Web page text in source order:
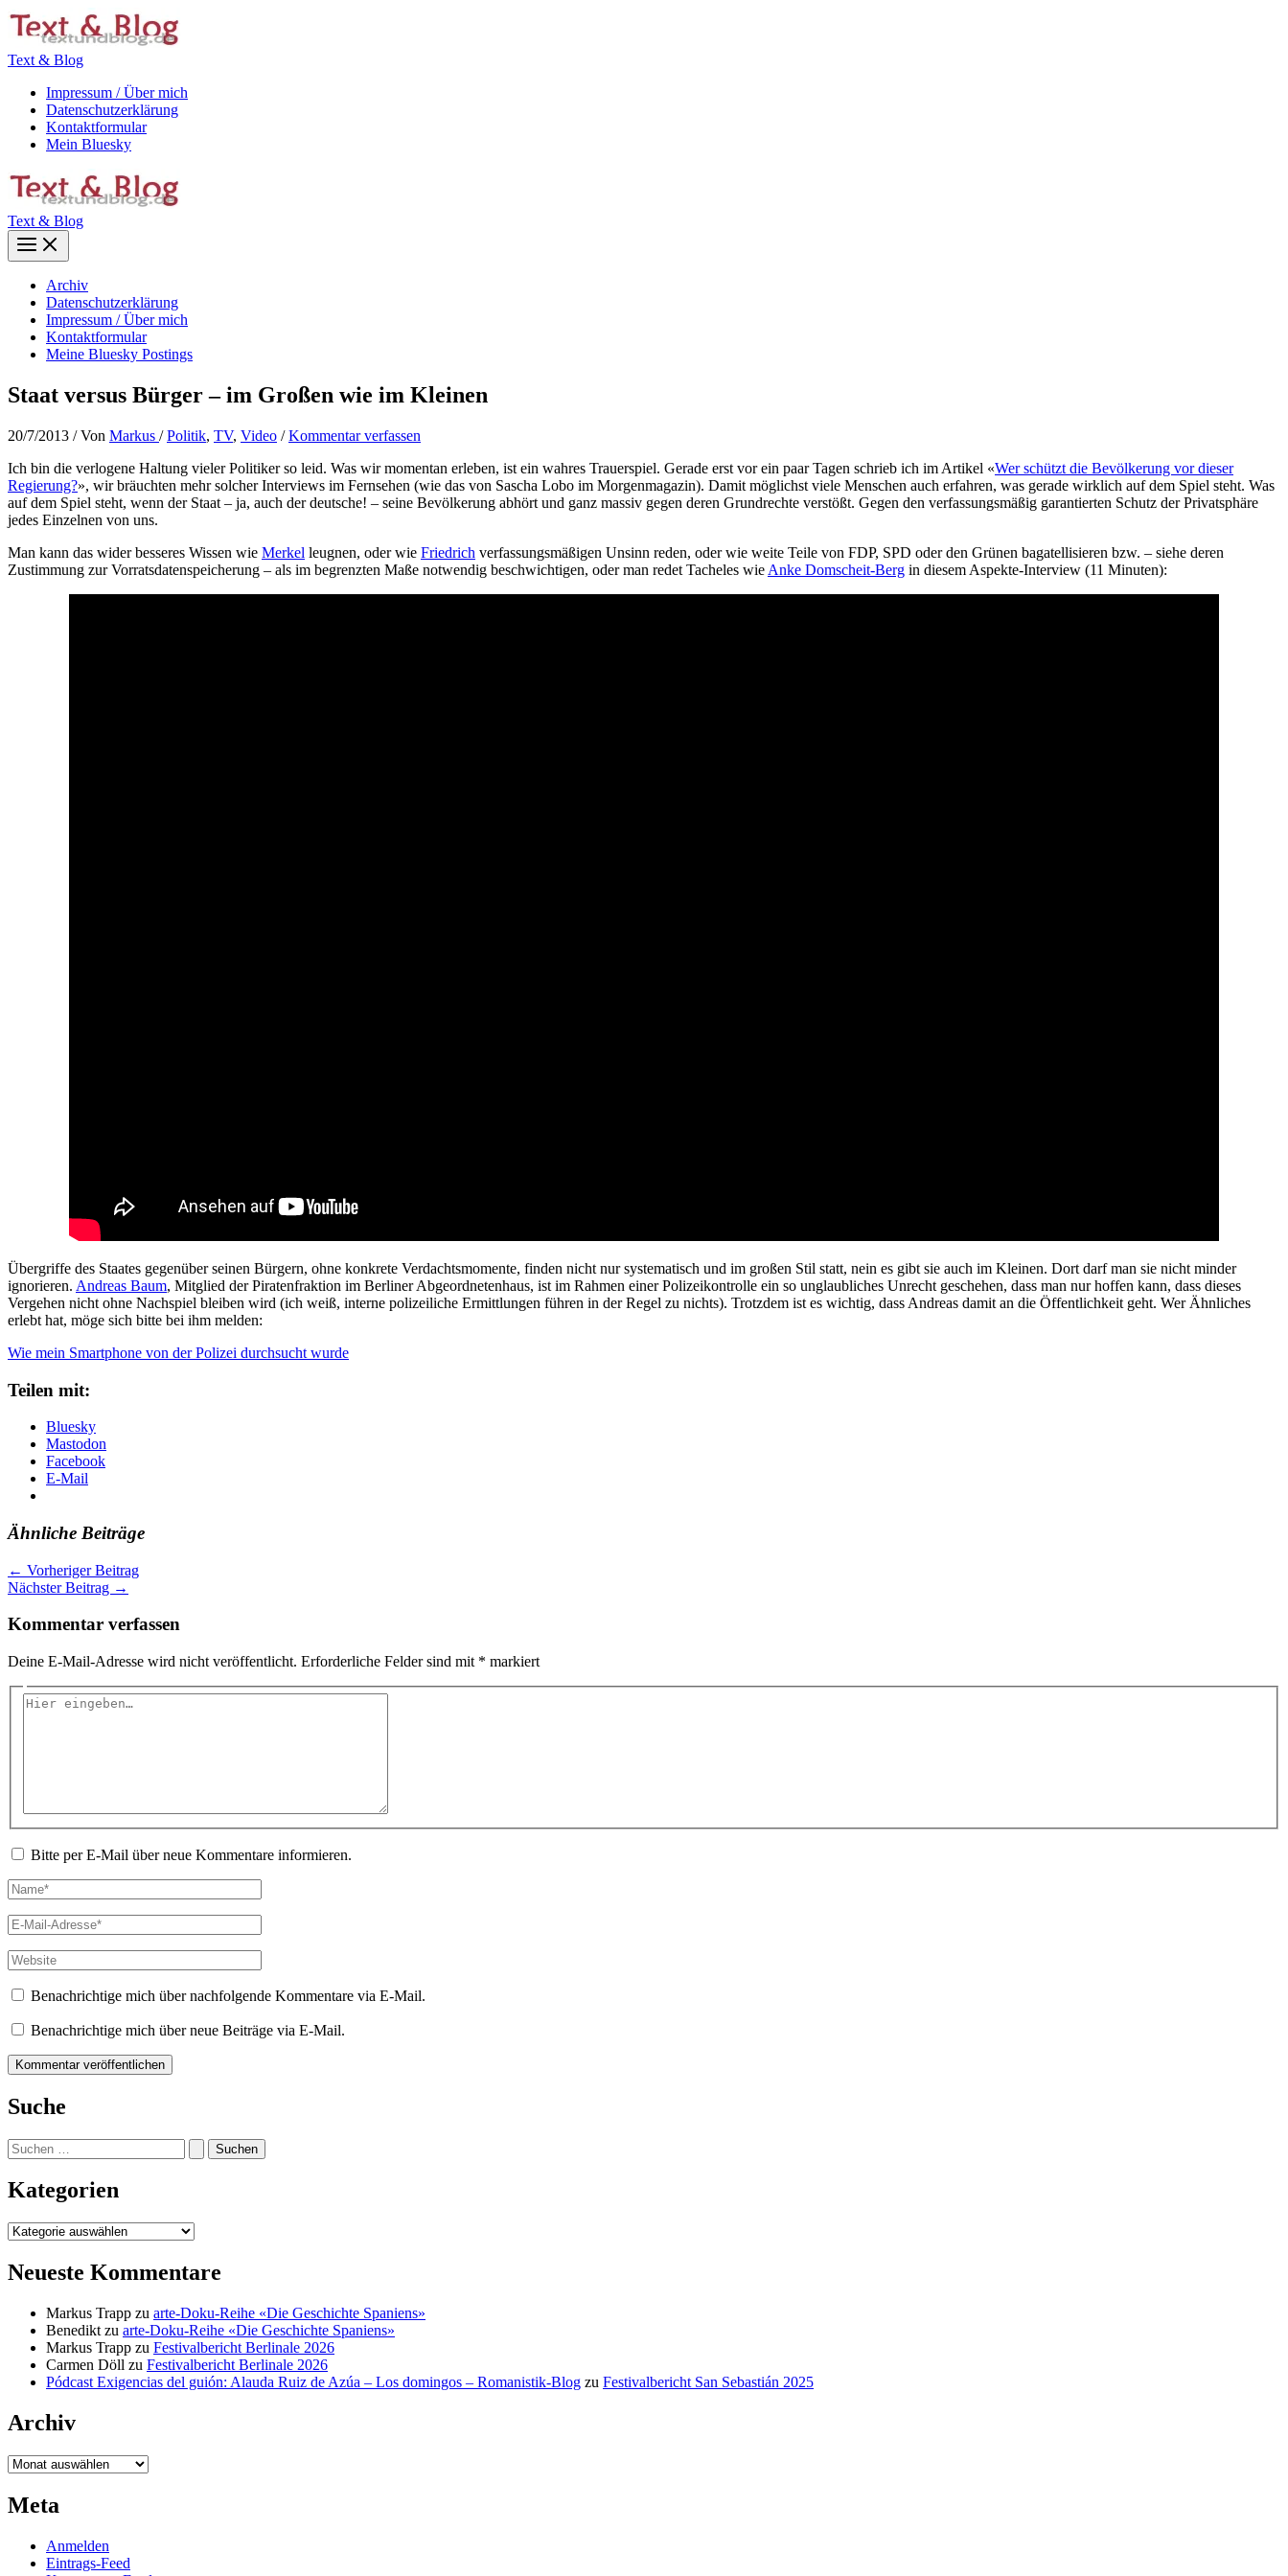
Zum
Inhalt
Text & Blog
Impressum / Über mich
Datenschutzerklärung
Kontaktformular
Mein Bluesky
Text & Blog
Main
Menu
Archiv
Datenschutzerklärung
Impressum / Über mich
Kontaktformular
Meine Bluesky Postings
Staat versus Bürger – im Großen wie im Kleinen
20/7/2013 / Von Markus /Politik, TV, Video /Kommentar verfassen
Ich bin die verlogene Haltung vieler Politiker so leid. Was wir momentan erleben, ist ein wahres Trauerspiel. Gerade erst vor ein paar Tagen schrieb ich im Artikel «Wer schützt die Bevölkerung vor dieser
Regierung?», wir bräuchten mehr solcher Interviews im Fernsehen (wie das von Sascha Lobo im Morgenmagazin). Damit möglichst viele Menschen auch erfahren, was gerade wirklich auf dem Spiel steht. Was
auf dem Spiel steht, wenn der Staat – ja, auch der deutsche! – seine Bevölkerung abhört und ganz massiv gegen deren Grundrechte verstößt. Gegen den verfassungsmäßig garantierten Schutz der Privatsphäre
jedes Einzelnen von uns.
Man kann das wider besseres Wissen wie Merkel leugnen, oder wie Friedrich verfassungsmäßigen Unsinn reden, oder wie weite Teile von FDP, SPD oder den Grünen bagatellisieren bzw. – siehe deren
Zustimmung zur Vorratsdatenspeicherung – als im begrenzten Maße notwendig beschwichtigen, oder man redet Tacheles wie Anke Domscheit-Berg in diesem Aspekte-Interview (11 Minuten):
Übergriffe des Staates gegenüber seinen Bürgern, ohne konkrete Verdachtsmomente, finden nicht nur systematisch und im großen Stil statt, nein es gibt sie auch im Kleinen. Dort darf man sie nicht minder
ignorieren. Andreas Baum, Mitglied der Piratenfraktion im Berliner Abgeordnetenhaus, ist im Rahmen einer Polizeikontrolle ein so unglaubliches Unrecht geschehen, dass man nur hoffen kann, dass dieses
Vergehen nicht ohne Nachspiel bleiben wird (ich weiß, interne polizeiliche Ermittlungen führen in der Regel zu nichts). Trotzdem ist es wichtig, dass Andreas damit an die Öffentlichkeit geht. Wer Ähnliches
erlebt hat, möge sich bitte bei ihm melden:
Wie mein Smartphone von der Polizei durchsucht wurde
Teilen mit:
Bluesky
Mastodon
Facebook
E-Mail
Ähnliche Beiträge
← Vorheriger Beitrag
Nächster Beitrag →
Kommentar verfassen
Deine E-Mail-Adresse wird nicht veröffentlicht. Erforderliche Felder sind mit * markiert
Hier
Bitte per E-Mail über neue Kommentare informieren.
Name*
E-
Mail-
Adresse*
Website
Benachrichtige mich über nachfolgende Kommentare via E-Mail.
Benachrichtige mich über neue Beiträge via E-Mail.
Suche
Suchen
nach:
Kategorien
Kategorien
Neueste Kommentare
Markus Trapp zu arte-Doku-Reihe «Die Geschichte Spaniens»
Benedikt zu arte-Doku-Reihe «Die Geschichte Spaniens»
Markus Trapp zu Festivalbericht Berlinale 2026
Carmen Döll zu Festivalbericht Berlinale 2026
Pódcast Exigencias del guión: Alauda Ruiz de Azúa – Los domingos – Romanistik-Blog zu Festivalbericht San Sebastián 2025
Archiv
Archiv
Meta
Anmelden
Eintrags-Feed